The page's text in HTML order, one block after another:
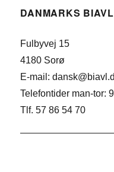
DANMARKS
Fulbyvej 15
4180 Sorø
E-mail:
Telefontider man-tor:
Tlf. 57 86 54 70